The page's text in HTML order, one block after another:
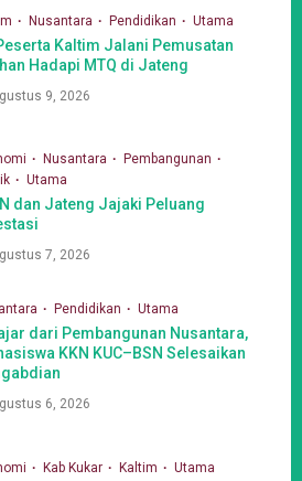
Nusantara Pendidikan Utama
Kaltim Jalani Pemusatan
Hadapi MTQ di Jateng
9, 2026
Nusantara
Pembangunan
Utama
dan Jateng Jajaki Peluang
7, 2026
Pendidikan Utama
dari Pembangunan Nusantara,
KKN KUC–BSN Selesaikan
6, 2026
Kab Kukar Kaltim Utama